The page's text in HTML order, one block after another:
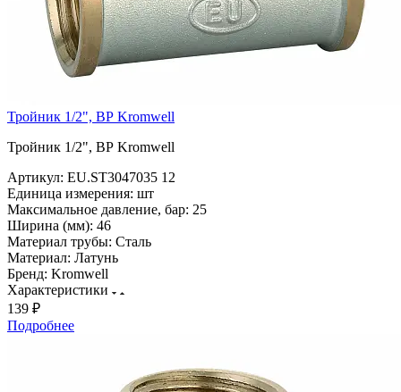
Тройник 1/2", ВР Kromwell
Тройник 1/2", ВР Kromwell
Артикул: EU.ST3047035 12
Единица измерения: шт
Максимальное давление, бар: 25
Ширина (мм): 46
Материал трубы: Сталь
Материал: Латунь
Бренд: Kromwell
Характеристики
139 ₽
Подробнее